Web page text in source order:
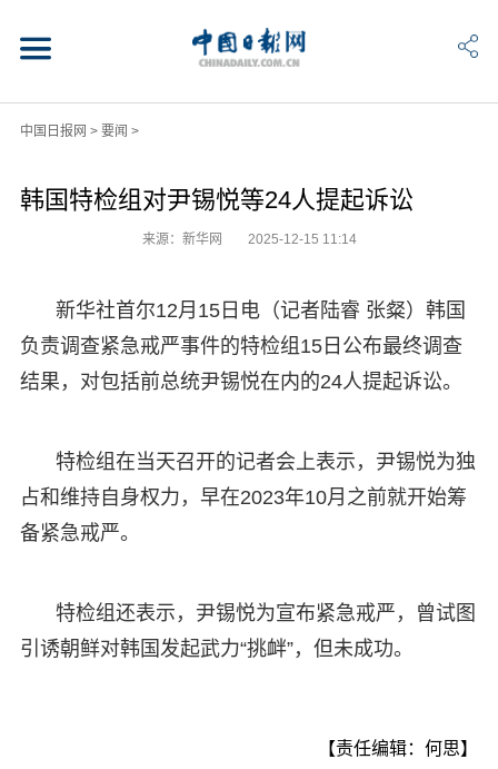
中国日报网 > 要闻 >
韩国特检组对尹锡悦等24人提起诉讼
来源：新华网 2025-12-15 11:14
新华社首尔12月15日电（记者陆睿 张粲）韩国
负责调查紧急戒严事件的特检组15日公布最终调查
结果，对包括前总统尹锡悦在内的24人提起诉讼。
特检组在当天召开的记者会上表示，尹锡悦为独
占和维持自身权力，早在2023年10月之前就开始筹
备紧急戒严。
特检组还表示，尹锡悦为宣布紧急戒严，曾试图
引诱朝鲜对韩国发起武力“挑衅”，但未成功。
【责任编辑：何思】